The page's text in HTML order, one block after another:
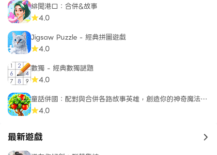
緋聞港口：合併&故事
4.0
Jigsaw Puzzle - 經典拼圖遊戲
4.0
數獨 - 經典數獨謎題
4.0
童話併國：配對與合併各路故事英雄，創造你的神奇魔法世
界4.0
最新遊戲 to